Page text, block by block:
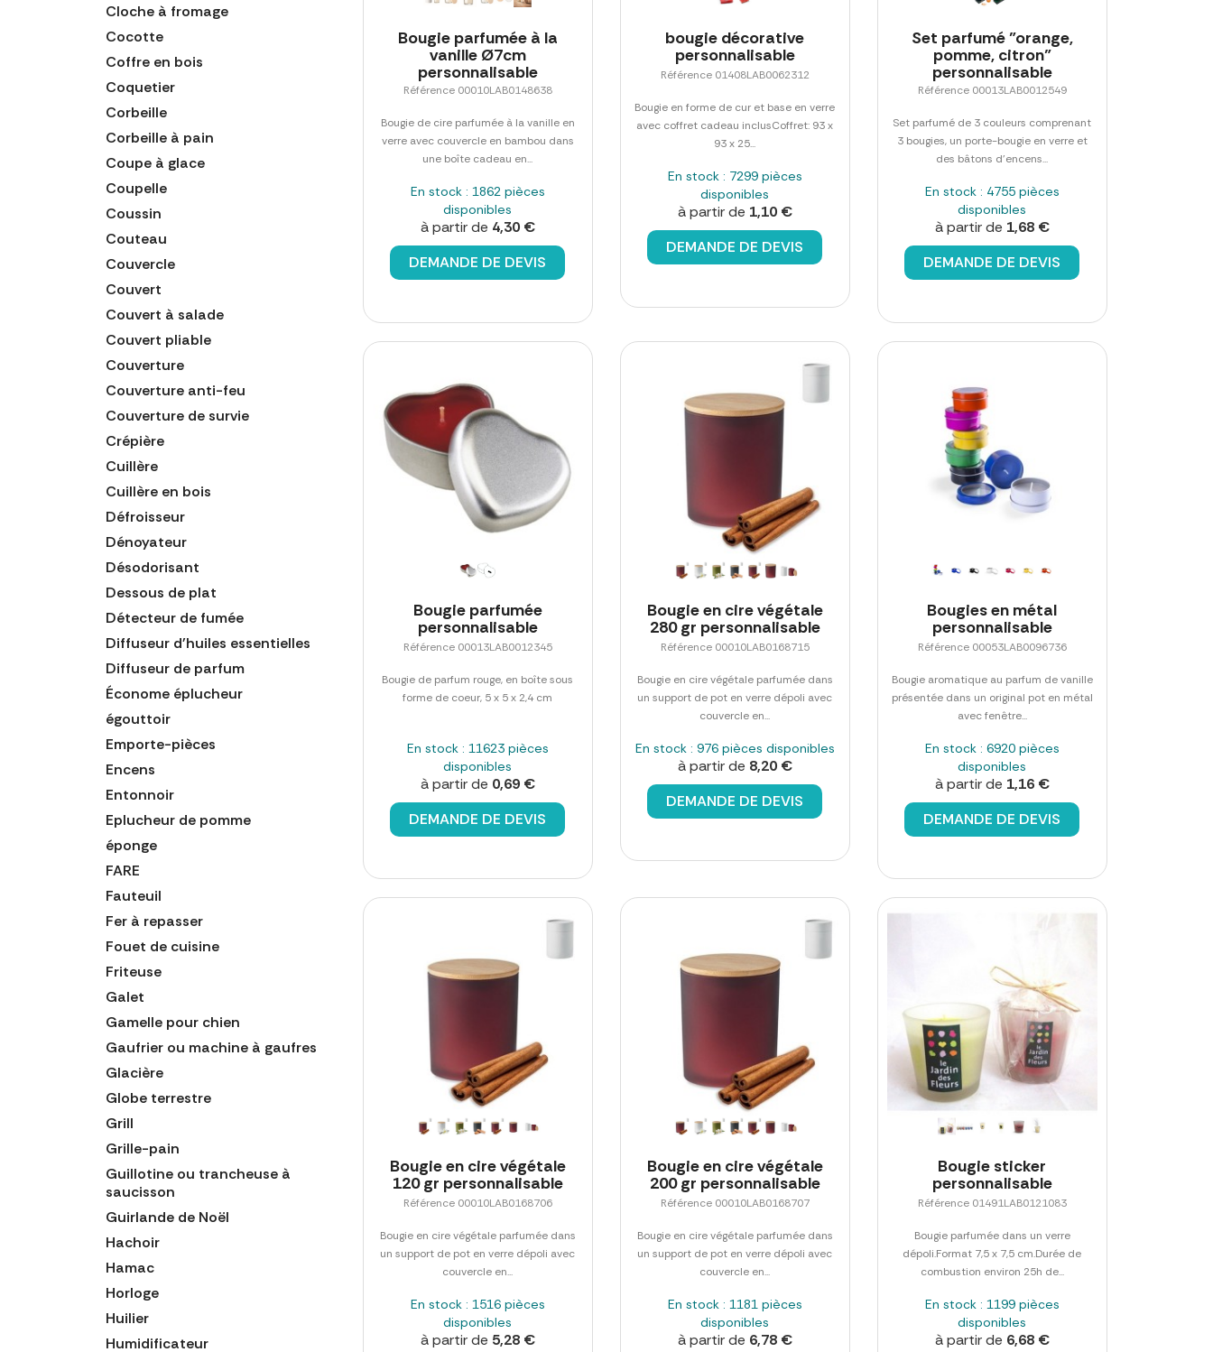
Cloche à fromage
Cocotte
Coffre en bois
Coquetier
Corbeille
Corbeille à pain
Coupe à glace
Coupelle
Coussin
Couteau
Couvercle
Couvert
Couvert à salade
Couvert pliable
Couverture
Couverture anti-feu
Couverture de survie
Crépière
Cuillère
Cuillère en bois
Défroisseur
Dénoyateur
Désodorisant
Dessous de plat
Détecteur de fumée
Diffuseur d'huiles essentielles
Diffuseur de parfum
Économe éplucheur
égouttoir
Emporte-pièces
Encens
Entonnoir
Eplucheur de pomme
éponge
FARE
Fauteuil
Fer à repasser
Fouet de cuisine
Friteuse
Galet
Gamelle pour chien
Gaufrier ou machine à gaufres
Glacière
Globe terrestre
Grill
Grille-pain
Guillotine ou trancheuse à
saucisson
Guirlande de Noël
Hachoir
Hamac
Horloge
Huilier
Humidificateur
Bougie parfumée à la
vanille Ø7cm
personnalisable
Référence 00010LAB0148638
Bougie de cire parfumée à la vanille en
verre avec couvercle en bambou dans
une boîte cadeau en...
En stock : 1862 pièces
disponibles
à partir de 4,30 €
DEMANDE DE DEVIS
bougie décorative
personnalisable
Référence 01408LAB0062312
Bougie en forme de cur et base en verre
avec coffret cadeau inclusCoffret: 93 x
93 x 25...
En stock : 7299 pièces
disponibles
à partir de 1,10 €
DEMANDE DE DEVIS
Set parfumé "orange,
pomme, citron"
personnalisable
Référence 00013LAB0012549
Set parfumé de 3 couleurs comprenant
3 bougies, un porte-bougie en verre et
des bâtons d'encens...
En stock : 4755 pièces
disponibles
à partir de 1,68 €
DEMANDE DE DEVIS
Bougie parfumée
personnalisable
Référence 00013LAB0012345
Bougie de parfum rouge, en boîte sous
forme de coeur, 5 x 5 x 2,4 cm
En stock : 11623 pièces
disponibles
à partir de 0,69 €
DEMANDE DE DEVIS
Bougie en cire végétale
280 gr personnalisable
Référence 00010LAB0168715
Bougie en cire végétale parfumée dans
un support de pot en verre dépoli avec
couvercle en...
En stock : 976 pièces disponibles
à partir de 8,20 €
DEMANDE DE DEVIS
Bougies en métal
personnalisable
Référence 00053LAB0096736
Bougie aromatique au parfum de vanille
présentée dans un original pot en métal
avec fenêtre...
En stock : 6920 pièces
disponibles
à partir de 1,16 €
DEMANDE DE DEVIS
Bougie en cire végétale
120 gr personnalisable
Référence 00010LAB0168706
Bougie en cire végétale parfumée dans
un support de pot en verre dépoli avec
couvercle en...
En stock : 1516 pièces
disponibles
à partir de 5,28 €
Bougie en cire végétale
200 gr personnalisable
Référence 00010LAB0168707
Bougie en cire végétale parfumée dans
un support de pot en verre dépoli avec
couvercle en...
En stock : 1181 pièces
disponibles
à partir de 6,78 €
Bougie sticker
personnalisable
Référence 01491LAB0121083
Bougie parfumée dans un verre
dépoli.Format 7,5 x 7,5 cm.Durée de
combustion environ 25h de...
En stock : 1199 pièces
disponibles
à partir de 6,68 €